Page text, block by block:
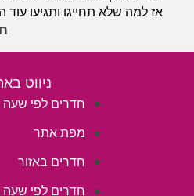
אז למה שלא תחייגו ותגיעו עוד
ניווט
חדרים לפי שעה
מפת אתר
חדרים באזור
חדרים לפי